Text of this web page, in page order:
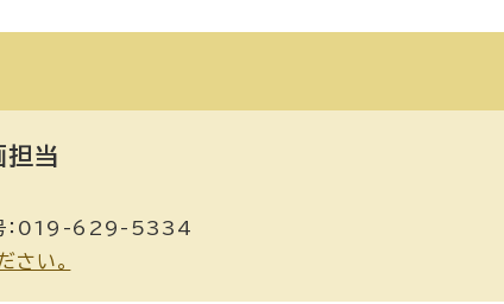
当
：019-629-5334
さい。